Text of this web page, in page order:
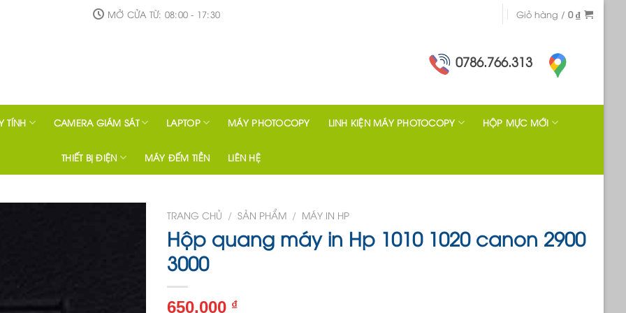
MỞ CỬA TỪ: 08:00 - 17:30 Giỏ hàng /0₫
0786.766.313
TÍNH CAMERA GIÁM SÁT LAPTOP MÁY PHOTOCOPY LINH KIỆN MÁY PHOTOCOPY HỘP MỰC MỚI
THIẾT BỊ ĐIỆN MÁY ĐẾM TIỀN LIÊN HỆ
TRANG CHỦ / SẢN PHẨM / MÁY IN HP
Hộp quang máy in Hp 1010 1020 canon 2900
3000
650.000 ₫